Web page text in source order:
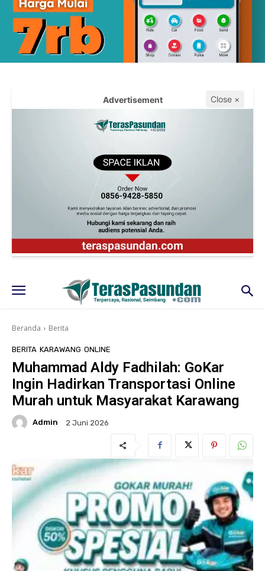
Advertisement Close ×
Beranda Berita
BERITA KARAWANG ONLINE
Muhammad Aldy Fadhilah: GoKar
Ingin Hadirkan Transportasi Online
Murah untuk Masyarakat Karawang
Admin 2 Juni 2026